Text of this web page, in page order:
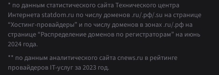
* по данным статистического сайта Технического центра
Интернета statdom.ru по числу доменов .ru/.рф/.su на странице
“Хостинг-провайдеры” и по числу доменов в зонах .ru/.рф на
странице “Распределение доменов по регистраторам” на июнь
2024 года.
** по данным аналитического сайта cnews.ru в рейтинге
провайдеров IT-услуг за 2023 год.